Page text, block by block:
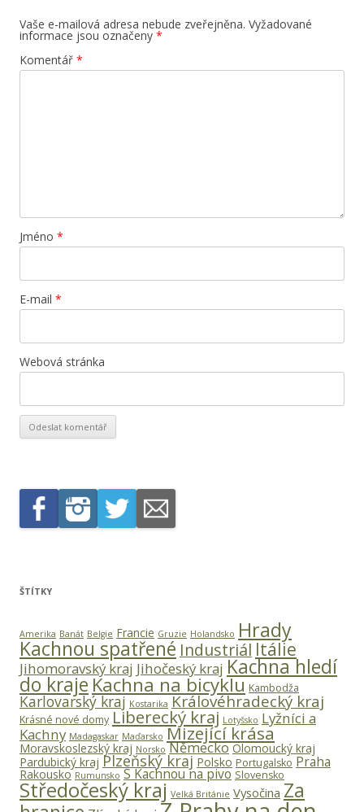
Vaše e-mailová adresa nebude zveřejněna. Vyžadované
informace jsou označeny *
Komentář *
Jméno *
E-mail *
Webová stránka
ŠTÍTKY
Amerika Banát Belgie Francie Gruzie Holandsko Hrady
Kachnou spatřené Industriál Itálie
Jihomoravský kraj Jihočeský kraj Kachna hledí
do kraje Kachna na bicyklu Kambodža
Karlovarský kraj Kostarika Královéhradecký kraj
Krásné nové domy Liberecký kraj Lotyšsko Lyžníci a
Kachny Madagaskar Maďarsko Mizející krása
Moravskoslezský kraj Norsko Německo Olomoucký kraj
Pardubický kraj Plzeňský kraj Polsko Portugalsko Praha
Rakousko Rumunsko S Kachnou na pivo Slovensko
Středočeský kraj Velká Británie Vysočina Za